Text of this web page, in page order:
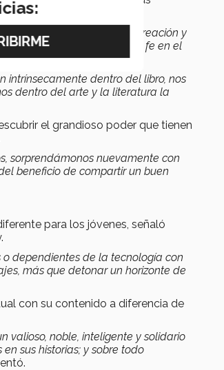
La capacidad de creación y
el momento y mantener fe en el
intrínsecamente dentro del libro, nos
dentro del arte y la literatura la
el grandioso poder que tienen
sorprendámonos nuevamente con
beneficio de compartir un buen
para los jóvenes, señaló
dependientes de la tecnología con
más que detonar un horizonte de
con su contenido a diferencia de
valioso, noble, inteligente y solidario
sus historias; y sobre todo